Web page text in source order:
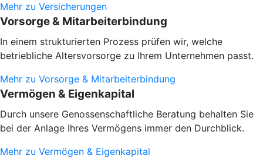
Mehr zu Versicherungen
Vorsorge & Mitarbeiterbindung
In einem strukturierten Prozess prüfen wir, welche
betriebliche Altersvorsorge zu Ihrem Unternehmen passt.
Mehr zu Vorsorge & Mitarbeiterbindung
Vermögen & Eigenkapital
Durch unsere Genossenschaftliche Beratung behalten Sie
bei der Anlage Ihres Vermögens immer den Durchblick.
Mehr zu Vermögen & Eigenkapital